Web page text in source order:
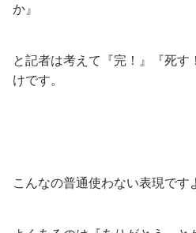
か』
と記者は考えて『完！』『死
けです。
こんなの普通使わない表現です